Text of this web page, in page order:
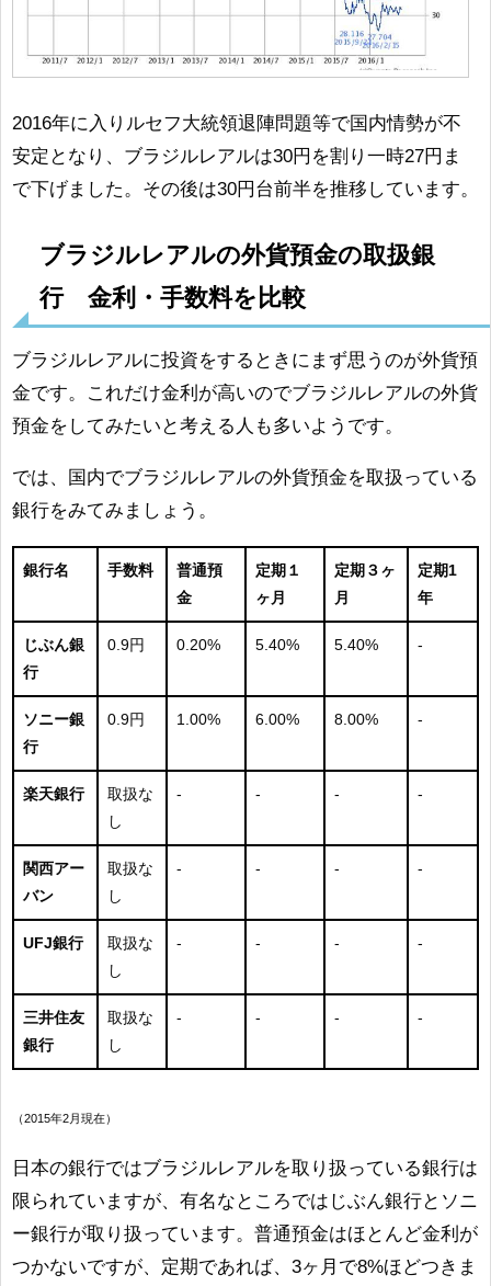
2016年に入りルセフ大統領退陣問題等で国内情勢が不
安定となり、ブラジルレアルは30円を割り一時27円ま
で下げました。その後は30円台前半を推移しています。
ブラジルレアルの外貨預金の取扱銀
行 金利・手数料を比較
ブラジルレアルに投資をするときにまず思うのが外貨預
金です。これだけ金利が高いのでブラジルレアルの外貨
預金をしてみたいと考える人も多いようです。
では、国内でブラジルレアルの外貨預金を取扱っている
銀行をみてみましょう。
銀行名 手数料
普通預
金
定期１
ヶ月
定期３ヶ
月
定期1
年
じぶん銀
行
0.9円 0.20% 5.40% 5.40% -
ソニー銀
行
0.9円 1.00% 6.00% 8.00% -
楽天銀行
取扱な
し
- - - -
関西アー
バン
取扱な
し
- - - -
UFJ銀行
取扱な
し
- - - -
三井住友
銀行
取扱な
し
- - - -
（2015年2月現在）
日本の銀行ではブラジルレアルを取り扱っている銀行は
限られていますが、有名なところではじぶん銀行とソニ
ー銀行が取り扱っています。普通預金はほとんど金利が
つかないですが、定期であれば、3ヶ月で8%ほどつきま